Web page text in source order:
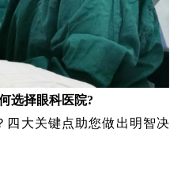
选择眼科医院?
四大关键点助您做出明智决